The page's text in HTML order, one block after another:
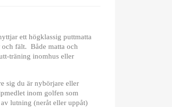
ett högklassig puttmatta
fält. Både matta och
träning inomhus eller
sig du är nybörjare eller
inom golfen som
lutning (neråt eller uppåt)